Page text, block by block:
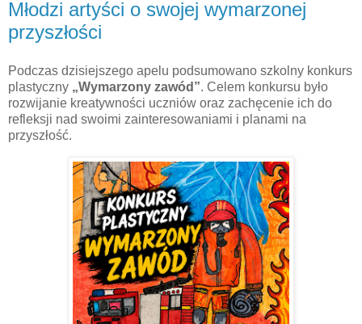
Młodzi artyści o swojej wymarzonej
przyszłości
Podczas dzisiejszego apelu podsumowano szkolny konkurs
plastyczny „Wymarzony zawód”. Celem konkursu było
rozwijanie kreatywności uczniów oraz zachęcenie ich do
refleksji nad swoimi zainteresowaniami i planami na
przyszłość.